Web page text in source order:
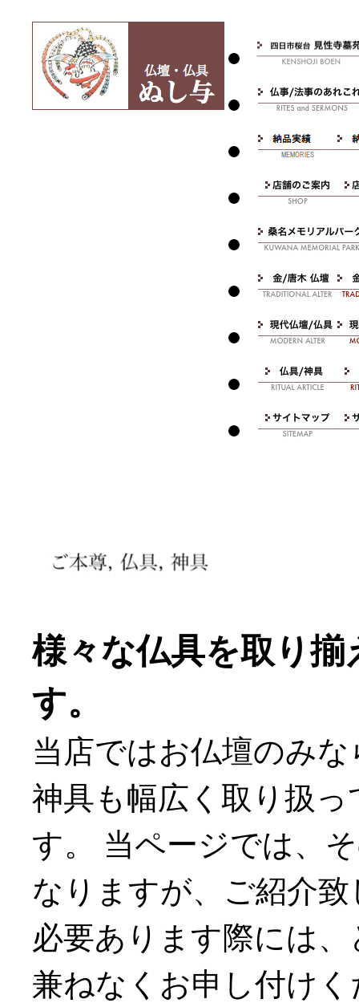
様々な仏具を取り
す。
当店ではお仏壇のみ
神具も幅広く取り扱
す。 当ページでは、
なりますが、ご紹介
必要あります際には
兼ねなくお申し付け